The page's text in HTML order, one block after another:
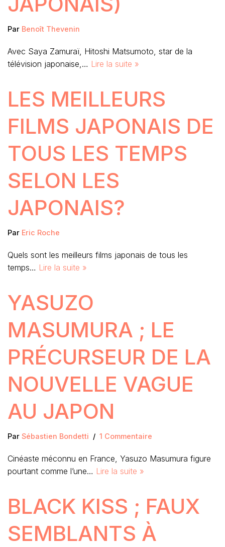
Par Benoît Thevenin
Avec Saya Zamuraï, Hitoshi Matsumoto, star de la
télévision japonaise,… Lire la suite »
LES MEILLEURS
FILMS JAPONAIS DE
TOUS LES TEMPS
SELON LES
JAPONAIS?
Par Eric Roche
Quels sont les meilleurs films japonais de tous les
temps… Lire la suite »
YASUZO
MASUMURA ; LE
PRÉCURSEUR DE LA
NOUVELLE VAGUE
AU JAPON
Par Sébastien Bondetti 1 Commentaire
Cinéaste méconnu en France, Yasuzo Masumura figure
pourtant comme l’une… Lire la suite »
BLACK KISS ; FAUX
SEMBLANTS À